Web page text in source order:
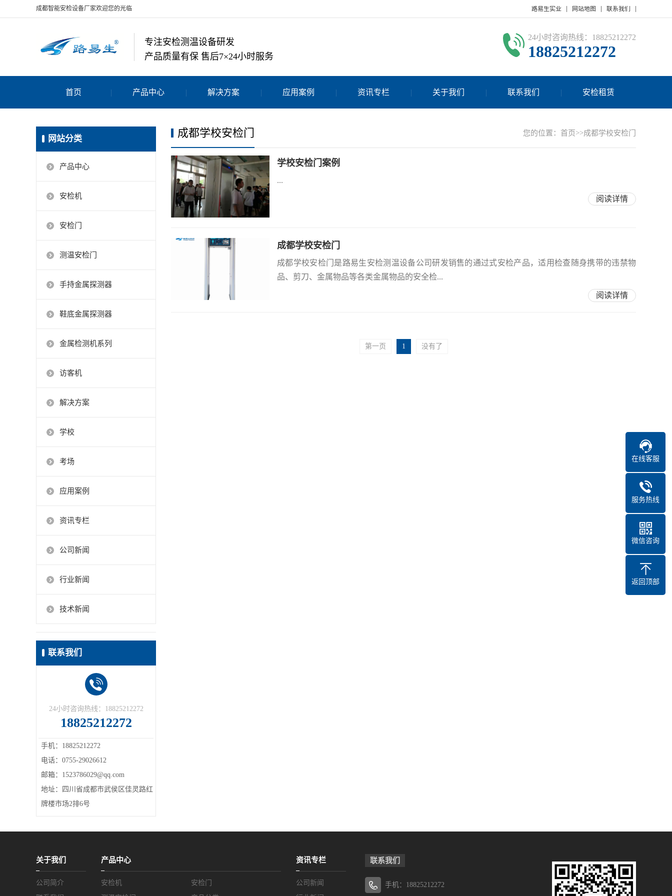
成都智能安检设备厂家欢迎您的光临 路易生实业 网站地图 联系我们
专注安检测温设备研发
产品质量有保 售后7×24小时服务
24小时咨询热线：18825212272
18825212272
首页 产品中心 解决方案 应用案例 资讯专栏 关于我们 联系我们 安检租赁
网站分类
产品中心
安检机
安检门
测温安检门
手持金属探测器
鞋底金属探测器
金属检测机系列
访客机
解决方案
学校
考场
应用案例
资讯专栏
公司新闻
行业新闻
技术新闻
联系我们
24小时咨询热线：18825212272
18825212272
手机：18825212272
电话：0755-29026612
邮箱：1523786029@qq.com
地址：四川省成都市武侯区佳灵路红
牌楼市场2排6号
您的位置： 首页>>成都学校安检门
成都学校安检门
学校安检门案例
...
阅读详情
成都学校安检门
成都学校安检门是路易生安检测温设备公司研发销售的通过式安检产品，适用检查随身携带的违禁物
品、剪刀、金属物品等各类金属物品的安全检...
阅读详情
第一页 1 没有了
关于我们
公司简介
产品中心
安检机
安检门
资讯专栏
公司新闻
联系我们
手机：18825212272
在线客服
服务热线
微信咨询
返回顶部